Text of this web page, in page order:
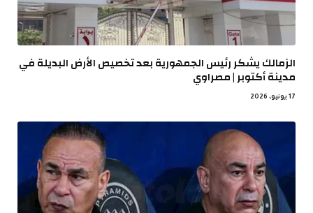
الزمالك يشكر رئيس الجمهورية بعد تخصيص الأرض البديلة في
مدينة أكتوبر | مصراوي
17 يونيو، 2026